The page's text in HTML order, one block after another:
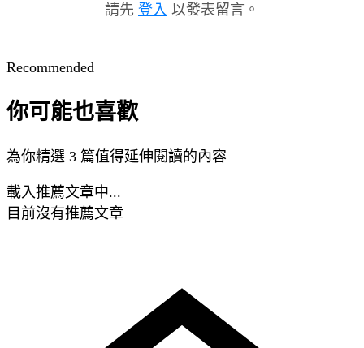
請先 登入 以發表留言。
Recommended
你可能也喜歡
為你精選 3 篇值得延伸閱讀的內容
載入推薦文章中...
目前沒有推薦文章